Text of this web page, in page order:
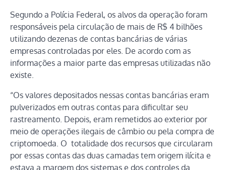
Segundo a Polícia Federal, os alvos da operação foram
responsáveis pela circulação de mais de R$ 4 bilhões
utilizando dezenas de contas bancárias de várias
empresas controladas por eles. De acordo com as
informações a maior parte das empresas utilizadas não
existe.
“Os valores depositados nessas contas bancárias eram
pulverizados em outras contas para dificultar seu
rastreamento. Depois, eram remetidos ao exterior por
meio de operações ilegais de câmbio ou pela compra de
criptomoeda. O totalidade dos recursos que circularam
por essas contas das duas camadas tem origem ilícita e
estava a margem dos sistemas e dos controles da